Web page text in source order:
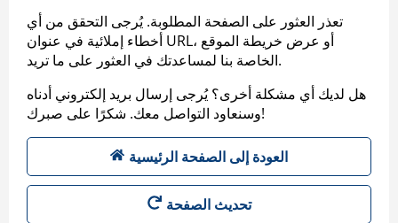
تعذر العثور على الصفحة المطلوبة. يُرجى التحقق من أي
أخطاء إملائية في عنوان URL، أو عرض خريطة الموقع
الخاصة بنا لمساعدتك في العثور على ما تريد.
هل لديك أي مشكلة أخرى؟ يُرجى إرسال بريد إلكتروني أدناه
وسنعاود التواصل معك. شكرًا على صبرك!
العودة إلى الصفحة الرئيسية
تحديث الصفحة